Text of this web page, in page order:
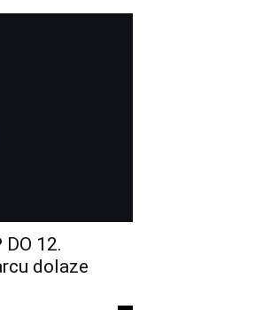
DO 12.
dolaze